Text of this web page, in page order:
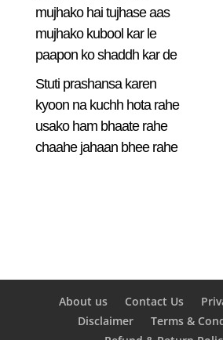
mujhako hai tujhase aas
mujhako kubool kar le
paapon ko shaddh kar de
Stuti prashansa karen
kyoon na kuchh hota rahe
usako ham bhaate rahe
chaahe jahaan bhee rahe
About us Contact Us
Disclaimer
Terms &